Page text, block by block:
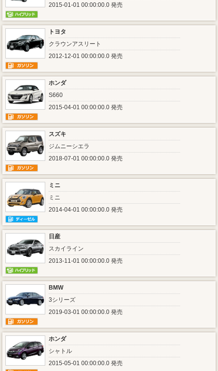
2015-01-01 00:00:00.0 発売
トヨタ
クラウンアスリート
2012-12-01 00:00:00.0 発売
ホンダ
S660
2015-04-01 00:00:00.0 発売
スズキ
ジムニーシエラ
2018-07-01 00:00:00.0 発売
ミニ
ミニ
2014-04-01 00:00:00.0 発売
日産
スカイライン
2013-11-01 00:00:00.0 発売
BMW
3シリーズ
2019-03-01 00:00:00.0 発売
ホンダ
シャトル
2015-05-01 00:00:00.0 発売